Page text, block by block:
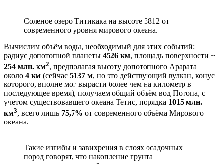
Соленое озеро Титикака на высоте 3812 от
современного уровня мирового океана.
Вычислим объём воды, необходимый для этих событий:
радиус допотопной планеты 4526 км, площадь поверхности ~
254 млн. км2, предполагая высоту допотопного Арарата
около 4 км (сейчас 5137 м, но это действующий вулкан, конус
которого, вполне мог вырасти более чем на километр в
последующее время), получаем общий объём вод Потопа, с
учетом существовавшего океана Тетис, порядка 1015 млн.
км3, всего лишь 75,7% от современного объёма Мирового
океана.
Такие изгибы и завихрения в слоях осадочных
пород говорят, что накопление грунта